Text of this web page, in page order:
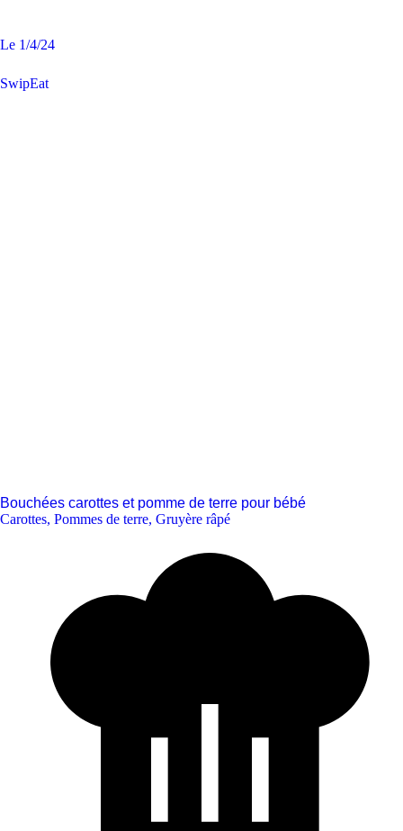
Le 1/4/24
SwipEat
Bouchées carottes et pomme de terre pour bébé
Carottes, Pommes de terre, Gruyère râpé